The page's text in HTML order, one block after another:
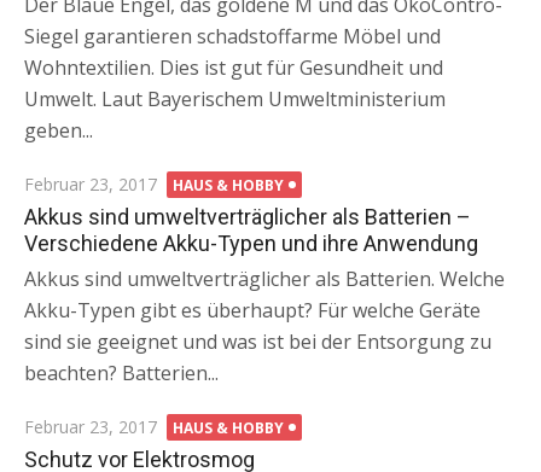
Siegel garantieren schadstoffarme Möbel und
Wohntextilien. Dies ist gut für Gesundheit und
Umwelt. Laut Bayerischem Umweltministerium
geben...
Posted
on
Februar 23, 2017 HAUS & HOBBY
Akkus sind umweltverträglicher als Batterien –
Verschiedene Akku-Typen und ihre Anwendung
Akkus sind umweltverträglicher als Batterien. Welche
Akku-Typen gibt es überhaupt? Für welche Geräte
sind sie geeignet und was ist bei der Entsorgung zu
beachten? Batterien...
Posted
on
Februar 23, 2017 HAUS & HOBBY
Schutz vor Elektrosmog